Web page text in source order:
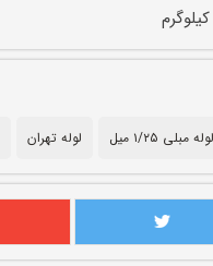
کیلوگرم
لوله مبلی ۱/۲۵ میل لوله تهران